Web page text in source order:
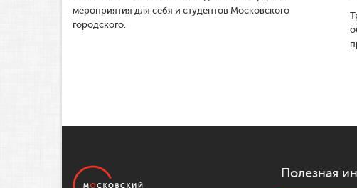
мероприятия для себя и студентов Московского
городского.
Полезная